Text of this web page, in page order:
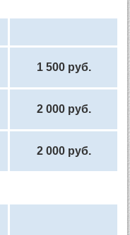
1 500 руб.
2 000 руб.
2 000 руб.